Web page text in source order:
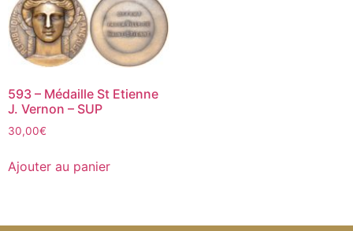
593 – Médaille St Etienne
J. Vernon – SUP
30,00€
Ajouter au panier